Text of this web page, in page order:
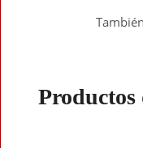
Productos